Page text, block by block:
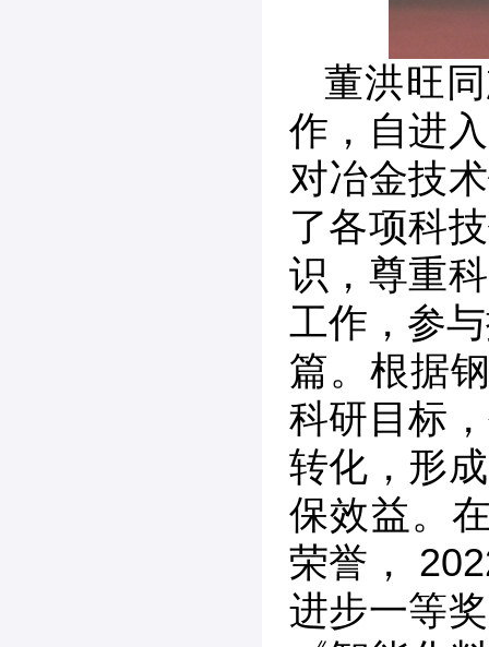
董洪旺
作，自进
对冶金技
了各项科
识，尊重
工作，参
篇。根据
科研目标
转化，形
保效益。
荣誉，
进步一等